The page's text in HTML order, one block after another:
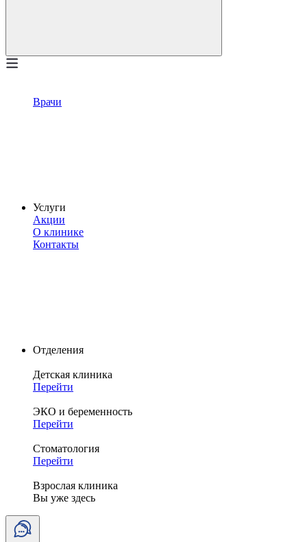
Врачи
Услуги
Акции
О клинике
Контакты
Отделения
Детская клиника
Перейти
ЭКО и беременность
Перейти
Стоматология
Перейти
Взрослая клиника
Вы уже здесь